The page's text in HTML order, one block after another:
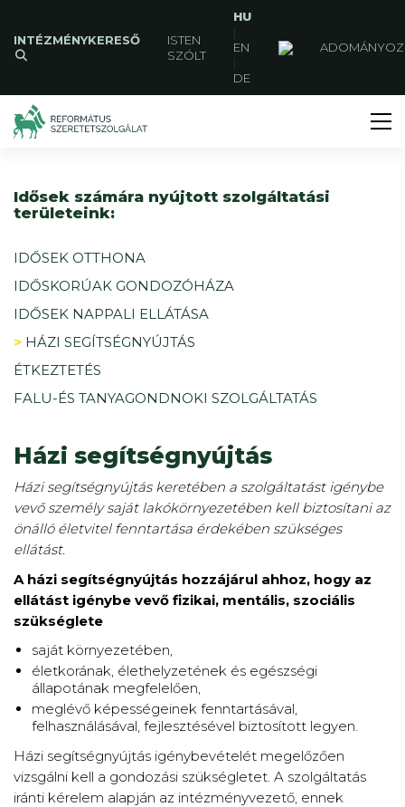
INTÉZMÉNYKERESŐ
ISTEN
SZÓLT
HU
|
EN
|
DE
Idősek számára nyújtott szolgáltatási
területeink:
IDŐSEK OTTHONA
IDŐSKORÚAK GONDOZÓHÁZA
IDŐSEK NAPPALI ELLÁTÁSA
HÁZI SEGÍTSÉGNYÚJTÁS
ÉTKEZTETÉS
FALU-ÉS TANYAGONDNOKI SZOLGÁLTATÁS
Házi segítségnyújtás
Házi segítségnyújtás keretében a szolgáltatást igénybe
vevő személy saját lakókörnyezetében kell biztosítani az
önálló életvitel fenntartása érdekében szükséges
ellátást.
A házi segítségnyújtás hozzájárul ahhoz, hogy az
ellátást igénybe vevő fizikai, mentális, szociális
szükséglete
saját környezetében,
életkorának, élethelyzetének és egészségi
állapotának megfelelően,
meglévő képességeinek fenntartásával,
felhasználásával, fejlesztésével biztosított legyen.
Házi segítségnyújtás igénybevételét megelőzően
vizsgálni kell a gondozási szükségletet. A szolgáltatás
iránti kérelem alapján az intézményvezető, ennek